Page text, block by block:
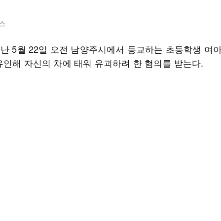
5월 22일 오전 남양주시에서 등교하는 초등학생 여
인해 자신의 차에 태워 유괴하려 한 혐의를 받는다.